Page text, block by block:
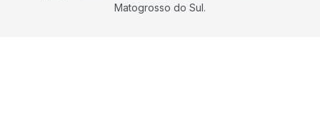
Matogrosso do Sul.